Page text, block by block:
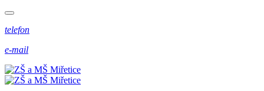
telefon
e-mail